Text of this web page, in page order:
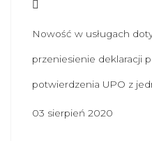
Nowość w usługach
przeniesienie deklaracji
potwierdzenia UPO z
03 sierpień 2020